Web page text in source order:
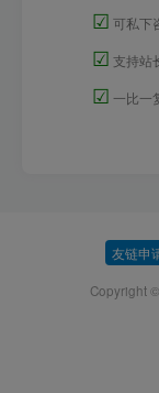
☑ 可私下
☑ 支持站
☑ 一比一
友链申
Copyright